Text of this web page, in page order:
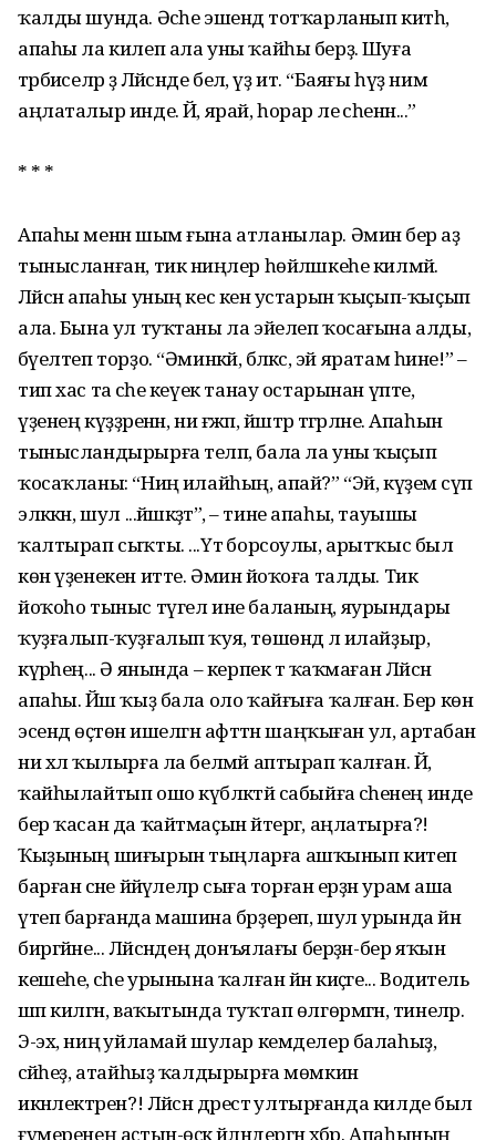
ҡалды шунда. Әсәһе эшендә тотҡарланып китһә,
апаһы ла килеп ала уны ҡайһы берҙә. Шуға
тәрбиәселәр ҙә Ләйсәнде белә, үҙ итә. “Баяғы һүҙ нимә
аңлаталыр инде. Йә, ярай, һорар әле әсәһенән...”
* * *
Апаһы менән шым ғына атланылар. Әминә бер аҙ
тынысланған, тик ниңәлер һөйләшкеһе килмәй.
Ләйсән апаһы уның кес кенә устарын ҡыҫып-ҡыҫып
ала. Бына ул туҡтаны ла эйелеп ҡосағына алды,
бәүелтеп торҙо. “Әминәкәй, бәләкәс, эй яратам һине!” –
тип хас та әсәһе кеүек танау остарынан үпте, ә
үҙенең күҙҙәренән, ни ғәжәп, йәштәр тәгәрләне. Апаһын
тынысландырырға теләп, бала ла уны ҡыҫып
ҡосаҡланы: “Ниңә илайһың, апай?” “Эй, күҙемә сүп
эләккән, шул ...йәшкәҙәтә”, – тине апаһы, тауышы
ҡалтырап сыҡты. ...Үтә борсоулы, арытҡыс был
көн үҙенекен итте. Әминә йоҡоға талды. Тик
йоҡоһо тыныс түгел ине баланың, яурындары
ҡуҙғалып-ҡуҙғалып ҡуя, төшөндә лә илайҙыр,
күрәһең... Ә янында – керпек тә ҡаҡмаған Ләйсән
апаһы. Йәш ҡыҙ бала оло ҡайғыға ҡалған. Бер көн
эсендә өҫтөнә ишелгән афәттән шаңҡыған ул, артабан
ни хәл ҡылырға ла белмәй аптырап ҡалған. Йә,
ҡайһылайтып ошо күбәләктәй сабыйға әсәһенең инде
бер ҡасан да ҡайтмаҫын әйтергә, аңлатырға?!
Ҡыҙының шиғырын тыңларға ашҡынып китеп
барған әсәне йәйәүлеләр сыға торған ерҙән урам аша
үтеп барғанда машина бәрҙереп, шул урында йән
биргәйне... Ләйсәндең донъялағы берҙән-бер яҡын
кешеһе, әсәһе урынына ҡалған йән киҫәге... Водитель
шәп килгән, ваҡытында туҡтап өлгөрмәгән, тинеләр.
Э-эх, ниңә уйламай шулар кемделер балаһыҙ,
әсәйһеҙ, атайһыҙ ҡалдырырға мөмкин
икәнлектәрен?! Ләйсән дәрестә ултырғанда килде был
ғүмеренең аҫтын-өҫкә әйләндергән хәбәр. Апаһының